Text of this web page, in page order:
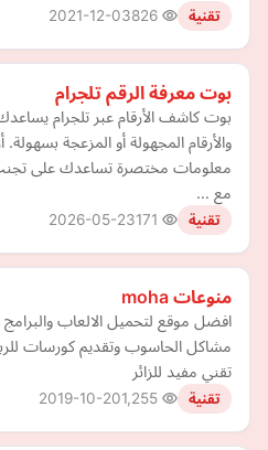
تقنية 2021-12-03
بوت معرفة الرقم تلجرام
بوت كاشف الأرقام عبر تلجرام
والأرقام المجهولة أو المزعجة
معلومات مختصرة تساعدك على تجنب
مع …
تقنية 2026-05-23
منوعات moha
افضل موقع لتحميل الالعاب
مشاكل الحاسوب وتقديم كورسات
تقني مفيد للزائر
تقنية 2019-10-20